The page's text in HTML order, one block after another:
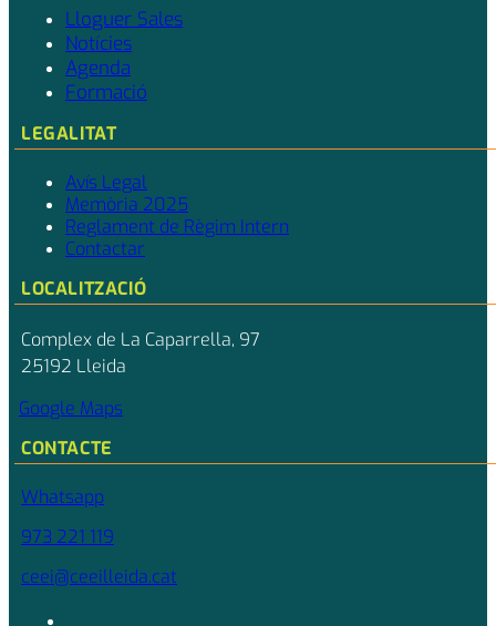
Lloguer Sales
Notícies
Agenda
Formació
LEGALITAT
Avís Legal
Memòria 2025
Reglament de Règim Intern
Contactar
LOCALITZACIÓ
Complex de La Caparrella, 97
25192 Lleida
Google Maps
CONTACTE
Whatsapp
973 221 119
ceei@ceeilleida.cat